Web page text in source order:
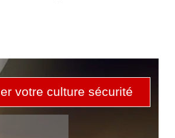
votre culture sécurité